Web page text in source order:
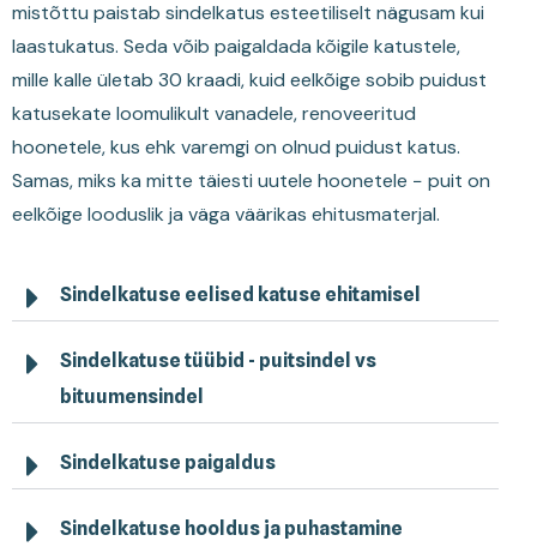
mistõttu paistab sindelkatus esteetiliselt nägusam kui
laastukatus. Seda võib paigaldada kõigile katustele,
mille kalle ületab 30 kraadi, kuid eelkõige sobib puidust
katusekate loomulikult vanadele, renoveeritud
hoonetele, kus ehk varemgi on olnud puidust katus.
Samas, miks ka mitte täiesti uutele hoonetele − puit on
eelkõige looduslik ja väga väärikas ehitusmaterjal.
Sindelkatuse eelised katuse ehitamisel
Sindelkatuse tüübid - puitsindel vs
bituumensindel
Sindelkatuse paigaldus
Sindelkatuse hooldus ja puhastamine